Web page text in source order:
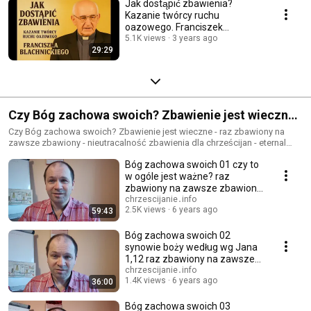
29:29
Jak dostąpić zbawienia?
Kazanie twórcy ruchu
oazowego. Franciszek
Blachnicki otruty przez
5.1K views 3 years ago
Czy Bóg zachowa swoich? Zbawienie jest wieczne -
raz zbawiony na zawsze zbawiony - nieutracalność
zbawienia dla chrześcijan - eternal security
Czy Bóg zachowa swoich? Zbawienie jest wieczne - raz zbawiony na
zawsze zbawiony - nieutracalność zbawienia dla chrześcijan - eternal
59:43
Bóg zachowa swoich 01 czy to
w ogóle jest ważne? raz
zbawiony na zawsze zbawiony
nieutracalnie
chrzescijanie․info
2.5K views
6 years ago
36:00
Bóg zachowa swoich 02
synowie boży według wg Jana
1,12 raz zbawiony na zawsze
zbawiony nieutracalnie
chrzescijanie․info
1.4K views
6 years ago
Bóg zachowa swoich 03